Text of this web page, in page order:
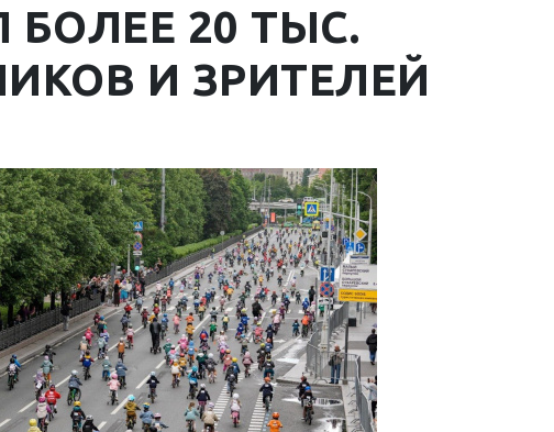
БОЛЕЕ 20 ТЫС.
И ЗРИТЕЛЕЙ